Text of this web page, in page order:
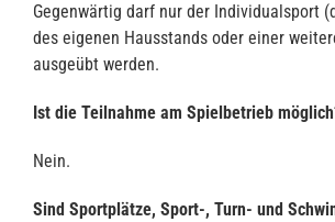
Gegenwärtig darf nur der Individualsport
des eigenen Hausstands oder einer
ausgeübt werden.
Ist die Teilnahme am Spielbetrieb
Nein.
Sind Sportplätze, Sport-, Turn- und